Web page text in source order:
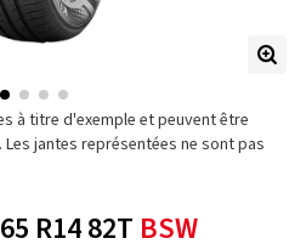
à titre d'exemple et peuvent être
jantes représentées ne sont pas
R14 82T BSW